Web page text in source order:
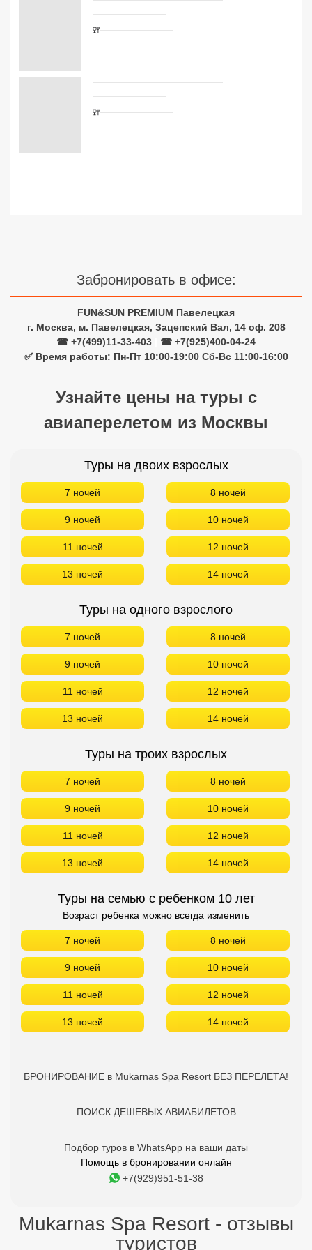
Забронировать в офисе:
FUN&SUN PREMIUM Павелецкая
г. Москва, м. Павелецкая, Зацепский Вал, 14 оф. 208
☎ +7(499)11-33-403
☎ +7(925)400-04-24
✅ Время работы: Пн-Пт 10:00-19:00 Сб-Вс 11:00-16:00
Узнайте цены на туры с
авиаперелетом из Москвы
Туры на двоих взрослых
7 ночей 8 ночей
9 ночей 10 ночей
11 ночей 12 ночей
13 ночей 14 ночей
Туры на одного взрослого
7 ночей 8 ночей
9 ночей 10 ночей
11 ночей 12 ночей
13 ночей 14 ночей
Туры на троих взрослых
7 ночей 8 ночей
9 ночей 10 ночей
11 ночей 12 ночей
13 ночей 14 ночей
Туры на семью с ребенком 10 лет
Возраст ребенка можно всегда изменить
7 ночей 8 ночей
9 ночей 10 ночей
11 ночей 12 ночей
13 ночей 14 ночей
БРОНИРОВАНИЕ в Mukarnas Spa Resort БЕЗ ПЕРЕЛЕТА!
ПОИСК ДЕШЕВЫХ АВИАБИЛЕТОВ
Подбор туров в WhatsApp на ваши даты
Помощь в бронировании онлайн
+7(929)951-51-38
Mukarnas Spa Resort - отзывы
туристов
Сетевые отели Турции
Сетевые отели ОАЭ
Сетевые отели Таиланда
Сетевые отели Сейшел
Сетевые отели Маврикия